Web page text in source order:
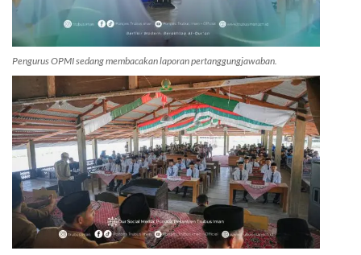
Pengurus OPMI sedang membacakan laporan pertanggungjawaban.